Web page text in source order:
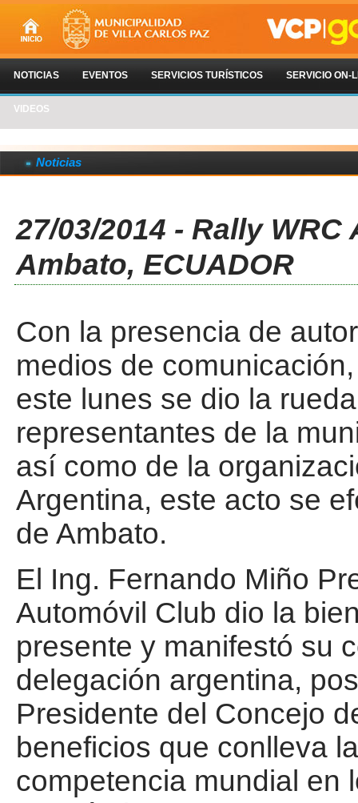
NOTICIAS EVENTOS SERVICIOS TURÍSTICOS SERVICIO ON-
VIDEOS
Noticias
27/03/2014 - Rally
Ambato, ECUADOR
Con la presencia de
medios de
este lunes se dio la
representantes de la
así como de la
Argentina, este acto se
de Ambato.
El Ing. Fernando Miño
Automóvil Club dio la
presente y manifestó su
delegación argentina,
Presidente del Concejo
beneficios que conlleva
competencia mundial en